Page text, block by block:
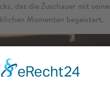
das die Zuschauer mit
Momenten begeistert.